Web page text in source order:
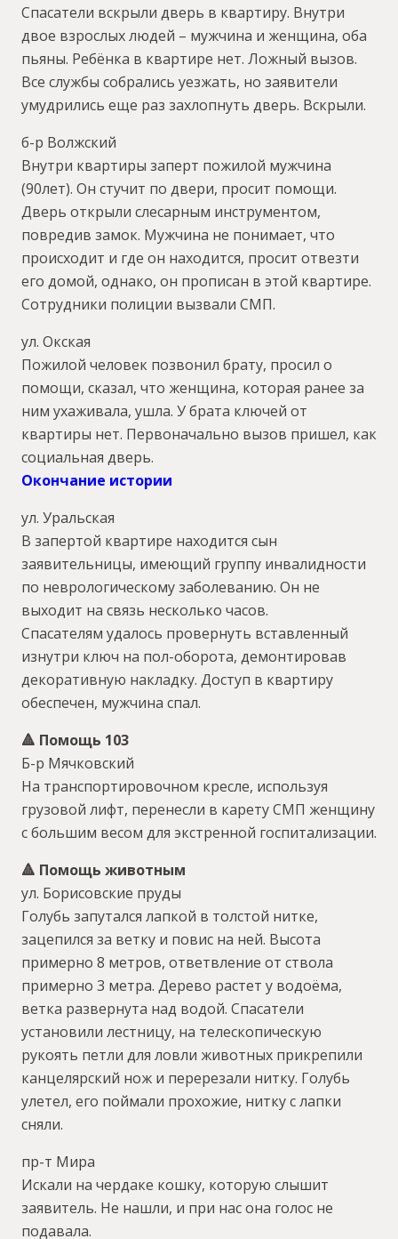
Спасатели вскрыли дверь в квартиру. Внутри
двое взрослых людей – мужчина и женщина, оба
пьяны. Ребёнка в квартире нет. Ложный вызов.
Все службы собрались уезжать, но заявители
умудрились еще раз захлопнуть дверь. Вскрыли.
б-р Волжский
Внутри квартиры заперт пожилой мужчина
(90лет). Он стучит по двери, просит помощи.
Дверь открыли слесарным инструментом,
повредив замок. Мужчина не понимает, что
происходит и где он находится, просит отвезти
его домой, однако, он прописан в этой квартире.
Сотрудники полиции вызвали СМП.
ул. Окская
Пожилой человек позвонил брату, просил о
помощи, сказал, что женщина, которая ранее за
ним ухаживала, ушла. У брата ключей от
квартиры нет. Первоначально вызов пришел, как
социальная дверь.
Окончание истории
ул. Уральская
В запертой квартире находится сын
заявительницы, имеющий группу инвалидности
по неврологическому заболеванию. Он не
выходит на связь несколько часов.
Спасателям удалось провернуть вставленный
изнутри ключ на пол-оборота, демонтировав
декоративную накладку. Доступ в квартиру
обеспечен, мужчина спал.
🔺 Помощь 103
Б-р Мячковский
На транспортировочном кресле, используя
грузовой лифт, перенесли в карету СМП женщину
с большим весом для экстренной госпитализации.
🔺 Помощь животным
ул. Борисовские пруды
Голубь запутался лапкой в толстой нитке,
зацепился за ветку и повис на ней. Высота
примерно 8 метров, ответвление от ствола
примерно 3 метра. Дерево растет у водоёма,
ветка развернута над водой. Спасатели
установили лестницу, на телескопическую
рукоять петли для ловли животных прикрепили
канцелярский нож и перерезали нитку. Голубь
улетел, его поймали прохожие, нитку с лапки
сняли.
пр-т Мира
Искали на чердаке кошку, которую слышит
заявитель. Не нашли, и при нас она голос не
подавала.